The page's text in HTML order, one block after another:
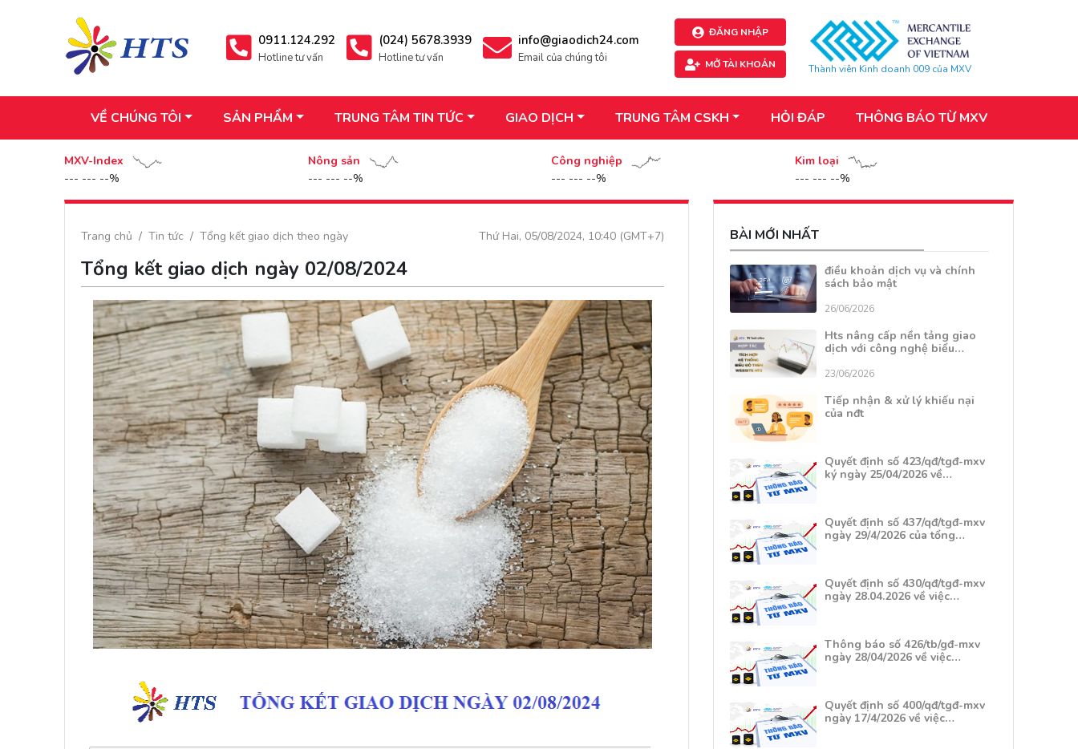
0911.124.292
Hotline tư vấn
(024) 5678.3939
Hotline tư vấn
info@giaodich24.com
Email của chúng tôi
ĐĂNG NHẬP
MỞ TÀI KHOẢN Thành viên Kinh doanh 009 của MXV
VỀ CHÚNG TÔI SẢN PHẨM TRUNG TÂM TIN TỨC GIAO DỊCH TRUNG TÂM CSKH HỎI ĐÁP THÔNG BÁO TỪ MXV
MXV-Index
--- --- --%
Nông sản
--- --- --%
Công nghiệp
--- --- --%
Kim loại
--- --- --%
Thứ Hai, 05/08/2024, 10:40 (GMT+7)
Trang chủ Tin tức Tổng kết giao dịch theo ngày
Tổng kết giao dịch ngày 02/08/2024
BÀI MỚI NHẤT
điều khoản dịch vụ và chính
sách bảo mật
26/06/2026
Hts nâng cấp nền tảng giao
dịch với công nghệ biểu…
23/06/2026
Tiếp nhận & xử lý khiếu nại
của nđt
Quyết định số 423/qđ/tgđ-mxv
ký ngày 25/04/2026 về…
Quyết định số 437/qđ/tgđ-mxv
ngày 29/4/2026 của tổng…
Quyết định số 430/qđ/tgđ-mxv
ngày 28.04.2026 về việc…
Thông báo số 426/tb/gđ-mxv
ngày 28/04/2026 về việc…
Quyết định số 400/qđ/tgđ-mxv
ngày 17/4/2026 về việc…